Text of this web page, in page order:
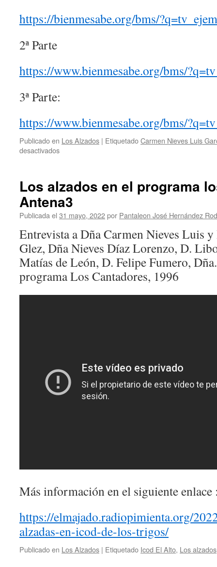
https://bienmesabe.org/bms/
2ª Parte
https://www.bienmesabe.org/bms/
3ª Parte:
https://www.bienmesabe.org/bms/
Publicado en Los Alzados | EtiquetadoCarmen Nieves Luis
desactivadosen
Carmen
Nieves
Luis
García
Bienmesabe
TV
Los alzados en el programa
Antena3
Publicada el 31 mayo, 2022por Pantaleon José Hernández
Entrevista a Dña Carmen Nieves Luis
Glez, Dña Nieves Díaz Lorenzo, D.
Matías de León, D. Felipe Fumero,
programa Los Cantadores, 1996
Más información en el siguiente enlace
https://elmajado.radiopimienta.org/
alzadas-en-icod-de-los-trigos/
Publicado en Los Alzados | Etiquetado Icod El Alto, Los alzados